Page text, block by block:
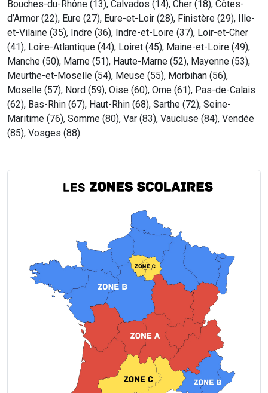
Bouches-du-Rhône (13), Calvados (14), Cher (18), Côtes-
d’Armor (22), Eure (27), Eure-et-Loir (28), Finistère (29), Ille-
et-Vilaine (35), Indre (36), Indre-et-Loire (37), Loir-et-Cher
(41), Loire-Atlantique (44), Loiret (45), Maine-et-Loire (49),
Manche (50), Marne (51), Haute-Marne (52), Mayenne (53),
Meurthe-et-Moselle (54), Meuse (55), Morbihan (56),
Moselle (57), Nord (59), Oise (60), Orne (61), Pas-de-Calais
(62), Bas-Rhin (67), Haut-Rhin (68), Sarthe (72), Seine-
Maritime (76), Somme (80), Var (83), Vaucluse (84), Vendée
(85), Vosges (88).